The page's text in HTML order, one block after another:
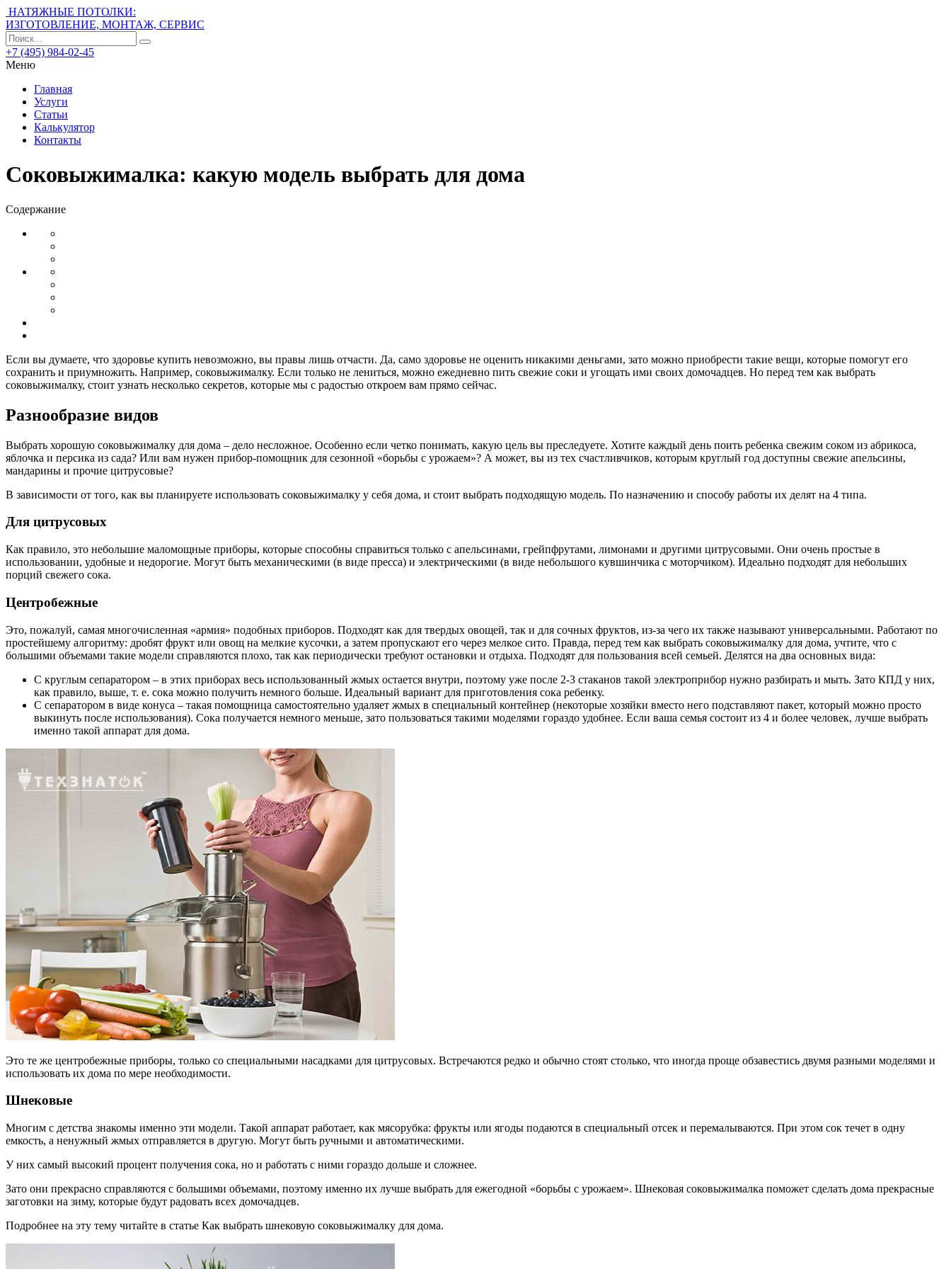
НАТЯЖНЫЕ ПОТОЛКИ:
ИЗГОТОВЛЕНИЕ, МОНТАЖ, СЕРВИС
+7 (495) 984-02-45
Меню
Главная
Услуги
Статьи
Калькулятор
Контакты
Соковыжималка: какую модель выбрать для дома
Содержание
Если вы думаете, что здоровье купить невозможно, вы правы лишь отчасти. Да, само здоровье не оценить никакими деньгами, зато можно приобрести такие вещи, которые помогут его
сохранить и приумножить. Например, соковыжималку. Если только не лениться, можно ежедневно пить свежие соки и угощать ими своих домочадцев. Но перед тем как выбрать
соковыжималку, стоит узнать несколько секретов, которые мы с радостью откроем вам прямо сейчас.
Разнообразие видов
Выбрать хорошую соковыжималку для дома – дело несложное. Особенно если четко понимать, какую цель вы преследуете. Хотите каждый день поить ребенка свежим соком из абрикоса,
яблочка и персика из сада? Или вам нужен прибор-помощник для сезонной «борьбы с урожаем»? А может, вы из тех счастливчиков, которым круглый год доступны свежие апельсины,
мандарины и прочие цитрусовые?
В зависимости от того, как вы планируете использовать соковыжималку у себя дома, и стоит выбрать подходящую модель. По назначению и способу работы их делят на 4 типа.
Для цитрусовых
Как правило, это небольшие маломощные приборы, которые способны справиться только с апельсинами, грейпфрутами, лимонами и другими цитрусовыми. Они очень простые в
использовании, удобные и недорогие. Могут быть механическими (в виде пресса) и электрическими (в виде небольшого кувшинчика с моторчиком). Идеально подходят для небольших
порций свежего сока.
Центробежные
Это, пожалуй, самая многочисленная «армия» подобных приборов. Подходят как для твердых овощей, так и для сочных фруктов, из-за чего их также называют универсальными. Работают по
простейшему алгоритму: дробят фрукт или овощ на мелкие кусочки, а затем пропускают его через мелкое сито. Правда, перед тем как выбрать соковыжималку для дома, учтите, что с
большими объемами такие модели справляются плохо, так как периодически требуют остановки и отдыха. Подходят для пользования всей семьей. Делятся на два основных вида:
С круглым сепаратором – в этих приборах весь использованный жмых остается внутри, поэтому уже после 2-3 стаканов такой электроприбор нужно разбирать и мыть. Зато КПД у них,
как правило, выше, т. е. сока можно получить немного больше. Идеальный вариант для приготовления сока ребенку.
С сепаратором в виде конуса – такая помощница самостоятельно удаляет жмых в специальный контейнер (некоторые хозяйки вместо него подставляют пакет, который можно просто
выкинуть после использования). Сока получается немного меньше, зато пользоваться такими моделями гораздо удобнее. Если ваша семья состоит из 4 и более человек, лучше выбрать
именно такой аппарат для дома.
Это те же центробежные приборы, только со специальными насадками для цитрусовых. Встречаются редко и обычно стоят столько, что иногда проще обзавестись двумя разными моделями и
использовать их дома по мере необходимости.
Шнековые
Многим с детства знакомы именно эти модели. Такой аппарат работает, как мясорубка: фрукты или ягоды подаются в специальный отсек и перемалываются. При этом сок течет в одну
емкость, а ненужный жмых отправляется в другую. Могут быть ручными и автоматическими.
У них самый высокий процент получения сока, но и работать с ними гораздо дольше и сложнее.
Зато они прекрасно справляются с большими объемами, поэтому именно их лучше выбрать для ежегодной «борьбы с урожаем». Шнековая соковыжималка поможет сделать дома прекрасные
заготовки на зиму, которые будут радовать всех домочадцев.
Подробнее на эту тему читайте в статье Как выбрать шнековую соковыжималку для дома.